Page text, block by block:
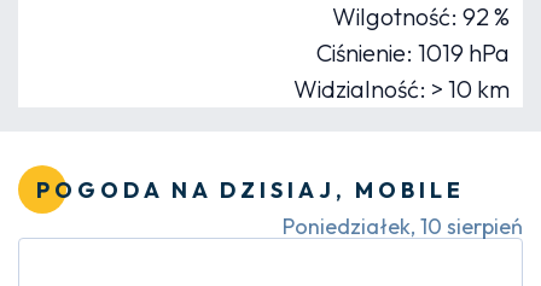
Wilgotność: 92 %
Ciśnienie: 1019 hPa
Widzialność: > 10 km
POGODA NA DZISIAJ, MOBILE
Poniedziałek, 10 sierpień